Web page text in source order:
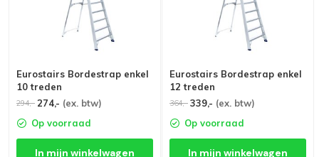
Eurostairs Bordestrap enkel
10 treden
294,- 274,- (ex. btw)
Op voorraad
In mijn winkelwagen
Eurostairs Bordestrap enkel
12 treden
364,- 339,- (ex. btw)
Op voorraad
In mijn winkelwagen